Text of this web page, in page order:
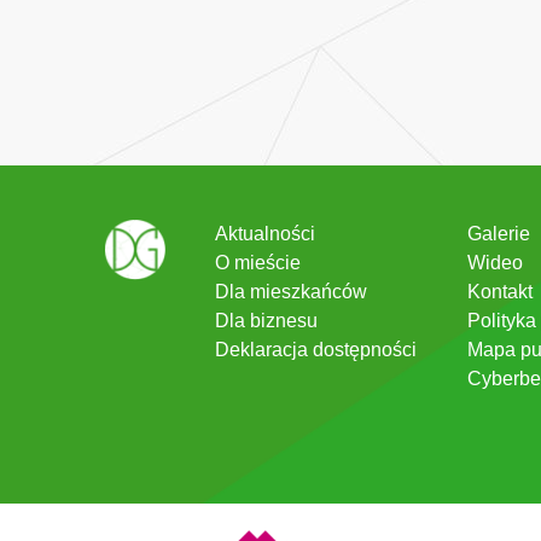
Aktualności
O mieście
Dla mieszkańców
Dla biznesu
Deklaracja dostępności
Galerie
Wideo
Kontakt
Mapa